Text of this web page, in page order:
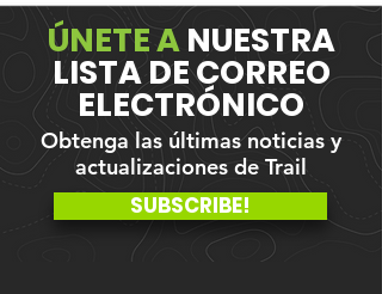
ÚNETE A NUESTRA
LISTA DE CORREO
ELECTRÓNICO
Obtenga las últimas noticias y
actualizaciones de Trail
SUBSCRIBE!